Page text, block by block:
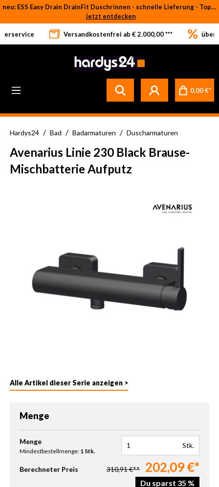
Zum Hauptinhalt springen
neu: ESS Easy Drain DrainFit Duschrinnen - schnelle Lieferung - Top-Preise
jetzt entdecken
Betrifft ausschließlich bei Bestellware-Fliesen: aufgrund der Werksferien in Italien und Spanien kommt es zu Verzögerungen bei der Verladung. Sämtliche Lagerware (sofort verfügbar) sowie alle anderen Produktgruppen versenden wir weiterhin regulär
Versandkostenfrei ab € 2.000,00 *** über
0,00 €*
Hardys24 / Bad / Badarmaturen / Duscharmaturen
Avenarius Linie 230 Black Brause-
Mischbatterie Aufputz
Alle Artikel dieser Serie anzeigen >
Menge
Produkt Anzahl: Gib den gewünschten Wert ein oder benutze
Menge
Mindestbestellmenge: 1 Stk.
Stk.
Berechneter Preis 310,91 €** 202,09 €*
Du sparst 35 %